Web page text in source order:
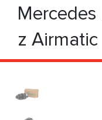
Mercedes
z